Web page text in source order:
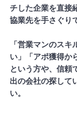
チした企業を直接
協業先を手さぐり
「営業マンのス
い」「アポ獲得か
という方や、信頼
出の会社の探して
い。